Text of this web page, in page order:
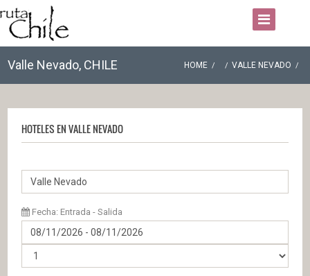
Valle Nevado, CHILE HOME VALLE NEVADO
HOTELES EN VALLE NEVADO
Fecha: Entrada - Salida